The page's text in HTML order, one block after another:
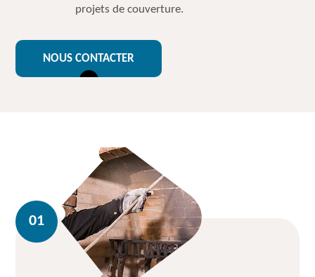
projets de couverture.
NOUS CONTACTER